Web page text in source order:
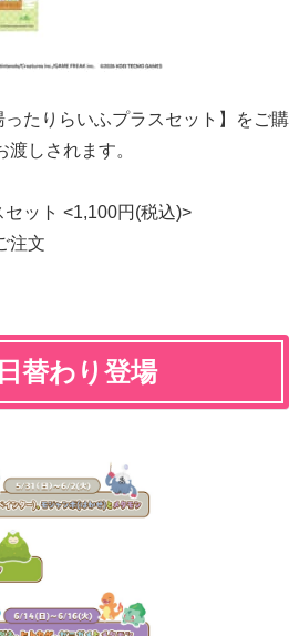
たりらいふプラスセット】をご購
しされます。
ット <1,100円(税込)>
注文
替わり登場